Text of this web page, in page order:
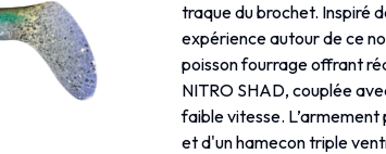
traque du brochet. Inspiré
expérience autour de ce
poisson fourrage offrant
NITRO SHAD, couplée
faible vitesse. L’armement
et d'un hamecon triple